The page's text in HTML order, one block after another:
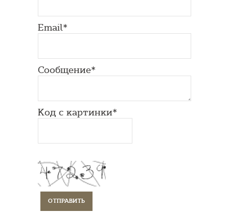
Email*
Сообщение*
Код с картинки*